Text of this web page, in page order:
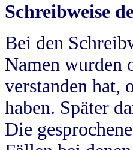
Schreibweise
Bei den
Namen wurden
verstanden hat,
haben. Später
Die